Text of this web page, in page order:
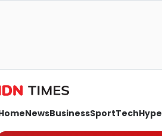
NewsBusinessSportTechHype